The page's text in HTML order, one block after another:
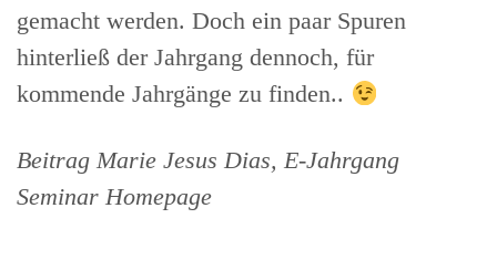
gemacht werden. Doch ein paar Spuren
hinterließ der Jahrgang dennoch, für
kommende Jahrgänge zu finden..
Beitrag Marie Jesus Dias, E-Jahrgang
Seminar Homepage